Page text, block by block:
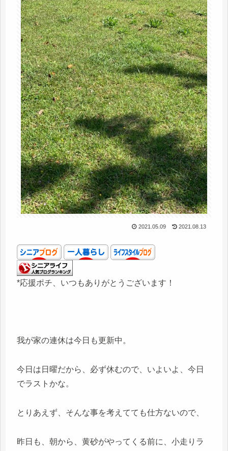
2021.05.09 2021.08.13
*応援ポチ、いつもありがとうございます！
我が家の連休は今日も更新中。
今日は日曜だから、必ず休むので、いよいよ、今日
でラストかな。
とりあえず、そんな事を考えてても仕方ないので、
昨日も、朝から、黄砂がやってくる前に、小走りラ